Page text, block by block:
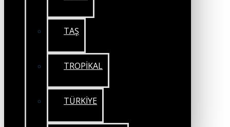
TAŞ
TROPİKAL
TÜRKİYE